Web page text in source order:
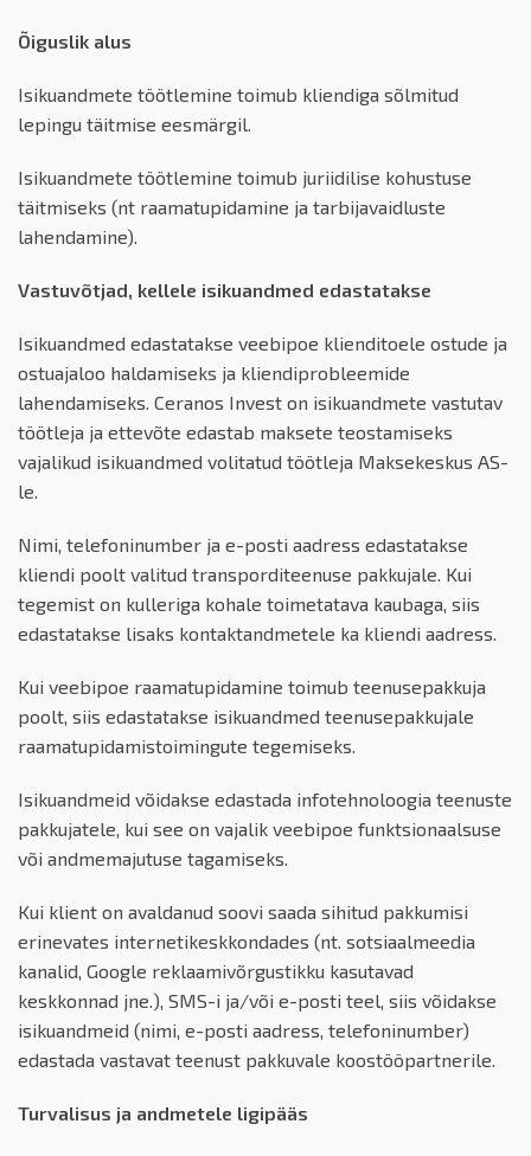
Õiguslik alus
Isikuandmete töötlemine toimub kliendiga sõlmitud
lepingu täitmise eesmärgil.
Isikuandmete töötlemine toimub juriidilise kohustuse
täitmiseks (nt raamatupidamine ja tarbijavaidluste
lahendamine).
Vastuvõtjad, kellele isikuandmed edastatakse
Isikuandmed edastatakse veebipoe klienditoele ostude ja
ostuajaloo haldamiseks ja kliendiprobleemide
lahendamiseks. Ceranos Invest on isikuandmete vastutav
töötleja ja ettevõte edastab maksete teostamiseks
vajalikud isikuandmed volitatud töötleja Maksekeskus AS-
le.
Nimi, telefoninumber ja e-posti aadress edastatakse
kliendi poolt valitud transporditeenuse pakkujale. Kui
tegemist on kulleriga kohale toimetatava kaubaga, siis
edastatakse lisaks kontaktandmetele ka kliendi aadress.
Kui veebipoe raamatupidamine toimub teenusepakkuja
poolt, siis edastatakse isikuandmed teenusepakkujale
raamatupidamistoimingute tegemiseks.
Isikuandmeid võidakse edastada infotehnoloogia teenuste
pakkujatele, kui see on vajalik veebipoe funktsionaalsuse
või andmemajutuse tagamiseks.
Kui klient on avaldanud soovi saada sihitud pakkumisi
erinevates internetikeskkondades (nt. sotsiaalmeedia
kanalid, Google reklaamivõrgustikku kasutavad
keskkonnad jne.), SMS-i ja/või e-posti teel, siis võidakse
isikuandmeid (nimi, e-posti aadress, telefoninumber)
edastada vastavat teenust pakkuvale koostööpartnerile.
Turvalisus ja andmetele ligipääs